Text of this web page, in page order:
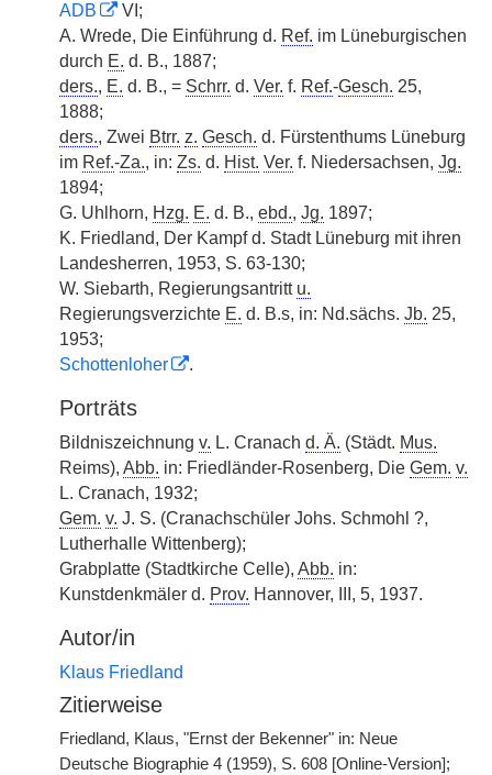
ADB
VI;
A. Wrede, Die Einführung d. Ref. im Lüneburgischen
durch E. d. B., 1887;
ders., E. d. B., = Schrr. d. Ver. f. Ref.-Gesch. 25,
1888;
ders., Zwei Btrr. z. Gesch. d. Fürstenthums Lüneburg
im Ref.-Za., in: Zs. d. Hist. Ver. f. Niedersachsen, Jg.
1894;
G. Uhlhorn, Hzg. E. d. B., ebd., Jg. 1897;
K. Friedland, Der Kampf d. Stadt Lüneburg mit ihren
Landesherren, 1953, S. 63-130;
W. Siebarth, Regierungsantritt u.
Regierungsverzichte E. d. B.s, in: Nd.sächs. Jb. 25,
1953;
Schottenloher
.
Porträts
Bildniszeichnung v. L. Cranach d. Ä. (Städt. Mus.
Reims), Abb. in: Friedländer-Rosenberg, Die Gem. v.
L. Cranach, 1932;
Gem. v. J. S. (Cranachschüler Johs. Schmohl ?,
Lutherhalle Wittenberg);
Grabplatte (Stadtkirche Celle), Abb. in:
Kunstdenkmäler d. Prov. Hannover, III, 5, 1937.
Autor/in
Klaus Friedland
Zitierweise
Friedland, Klaus, "Ernst der Bekenner" in: Neue
Deutsche Biographie 4 (1959), S. 608 [Online-Version];